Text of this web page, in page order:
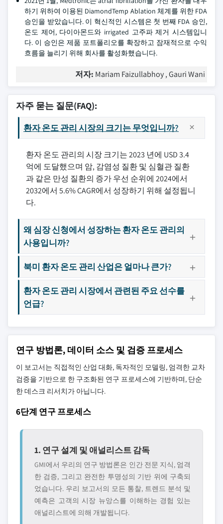
하기 위하여 이용된 DiamondTemp Ablation 체계를 위한 FDA
승인을 받았습니다. 이 혁신적인 시스템은 첫 번째 FDA 승인,
온도 제어, 다이아몬드와 irrigated 고주파 제거 시스템입니
다. 이 승인은 제품 포트폴리오를 확장하고 잠재적으로 수익
흐름을 늘리기 위해 회사를 활성화했습니다.
저자: Mariam Faizullabhoy , Gauri Wani
자주 묻는 질문(FAQ):
환자 온도 관리 시장의 크기는 무엇입니까?
환자 온도 관리의 시장 크기는 2023 년에 USD 3.4
억에 도달했으며 암, 감염성 질환 및 심혈관 질환
과 같은 만성 질환의 증가 우선 순위에 2024에서
2032에서 5.6% CAGR에서 성장하기 위해 설정됩니
다.
왜 심장 신청에서 성장하는 환자 온도 관리의
사용입니까?
북미 환자 온도 관리 산업은 얼마나 큰가?
환자 온도 관리 시장에서 관련된 주요 선수를
언급?
연구 방법론, 데이터 소스 및 검증 프로세스
이 보고서는 직접적인 산업 대화, 독자적인 모델링, 엄격한 교차
검증을 기반으로 한 구조화된 연구 프로세스에 기반하며, 단순
한 데스크 리서치가 아닙니다.
6단계 연구 프로세스
1. 연구 설계 및 애널리스트 감독
GMI에서 우리의 연구 방법론은 인간 전문 지식, 엄격
한 검증, 그리고 완전한 투명성의 기반 위에 구축되
었습니다. 우리 보고서의 모든 통찰, 트렌드 분석 및
예측은 고객의 시장 뉴앙스를 이해하는 경험 있는
애널리스트에 의해 개발됩니다.